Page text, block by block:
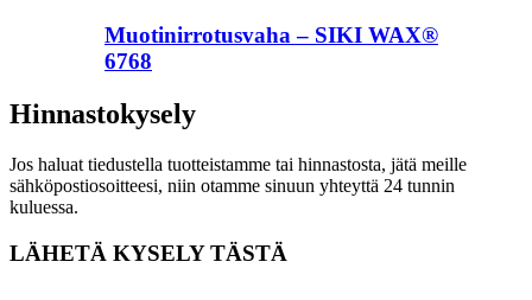
Muotinirrotusvaha – SIKI WAX®
6768
Hinnastokysely
Jos haluat tiedustella tuotteistamme tai hinnastosta, jätä meille
sähköpostiosoitteesi, niin otamme sinuun yhteyttä 24 tunnin
kuluessa.
LÄHETÄ KYSELY TÄSTÄ